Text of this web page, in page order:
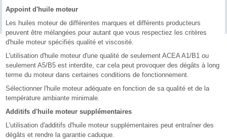
Appoint d'huile moteur
Les huiles moteur de différentes marques et différents producteurs
peuvent être mélangées pour autant que vous respectiez les critères
d'huile moteur spécifiés qualité et viscosité.
L'utilisation d'huile moteur d'une qualité de seulement ACEA A1/B1 ou
seulement A5/B5 est interdite, car cela peut provoquer des dégâts à long
terme du moteur dans certaines conditions de fonctionnement.
Sélectionner l'huile moteur adéquate en fonction de sa qualité et de la
température ambiante minimale.
Additifs d'huile moteur supplémentaires
L'utilisation d'additifs d'huile moteur supplémentaires peut entraîner des
dégâts et rendre la garantie caduque.